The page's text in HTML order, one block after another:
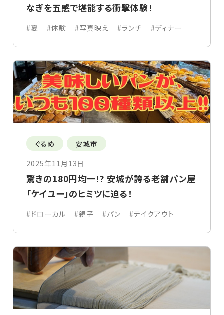
なぎを五感で堪能する衝撃体験！
#夏 #体験 #写真映え #ランチ #ディナー
ぐるめ
安城市
2025年11月13日
驚きの180円均一!? 安城が誇る老舗パン屋
「ケイユー」のヒミツに迫る！
#ドローカル #親子 #パン #テイクアウト